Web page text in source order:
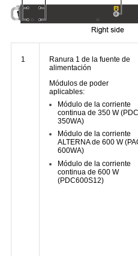
1
Ranura 1 de la fuente de
alimentación
Módulos de poder
aplicables:
Módulo de la corriente
continua de 350 W
350WA)
Módulo de la corriente
ALTERNA de 600 W
600WA)
Módulo de la corriente
continua de 600 W
(PDC600S12)